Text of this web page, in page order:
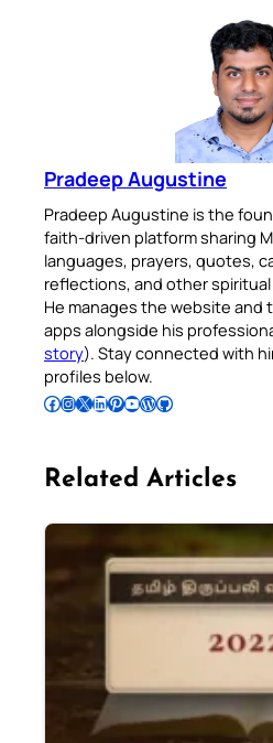
Pradeep Augustine
Pradeep Augustine is the
faith-driven platform sharing
languages, prayers, quotes,
reflections, and other
He manages the website and
apps alongside his
story). Stay connected with
profiles below.
Follow Pradeep on Facebook Follow Pradeep on InstagramFollow Pradeep on X Follow Pradeep on LinkedIn Follow Pradeep on Pinterest Subscribe to Pradeep’s Youtube Channel Follow Pradeep on WordPress Follow Pradeep on GitHub
Related Articles